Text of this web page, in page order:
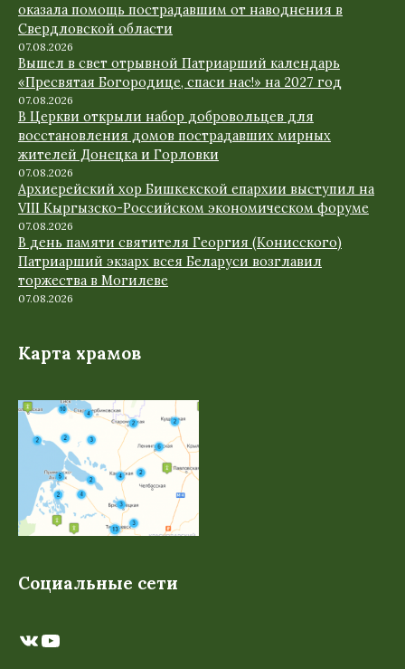
оказала помощь пострадавшим от наводнения в
Свердловской области
07.08.2026
Вышел в свет отрывной Патриарший календарь
«Пресвятая Богородице, спаси нас!» на 2027 год
07.08.2026
В Церкви открыли набор добровольцев для
восстановления домов пострадавших мирных
жителей Донецка и Горловки
07.08.2026
Архиерейский хор Бишкекской епархии выступил на
VIII Кыргызско-Российском экономическом форуме
07.08.2026
В день памяти святителя Георгия (Конисского)
Патриарший экзарх всея Беларуси возглавил
торжества в Могилеве
07.08.2026
Карта храмов
Социальные сети
ВКонтакте
YouTube